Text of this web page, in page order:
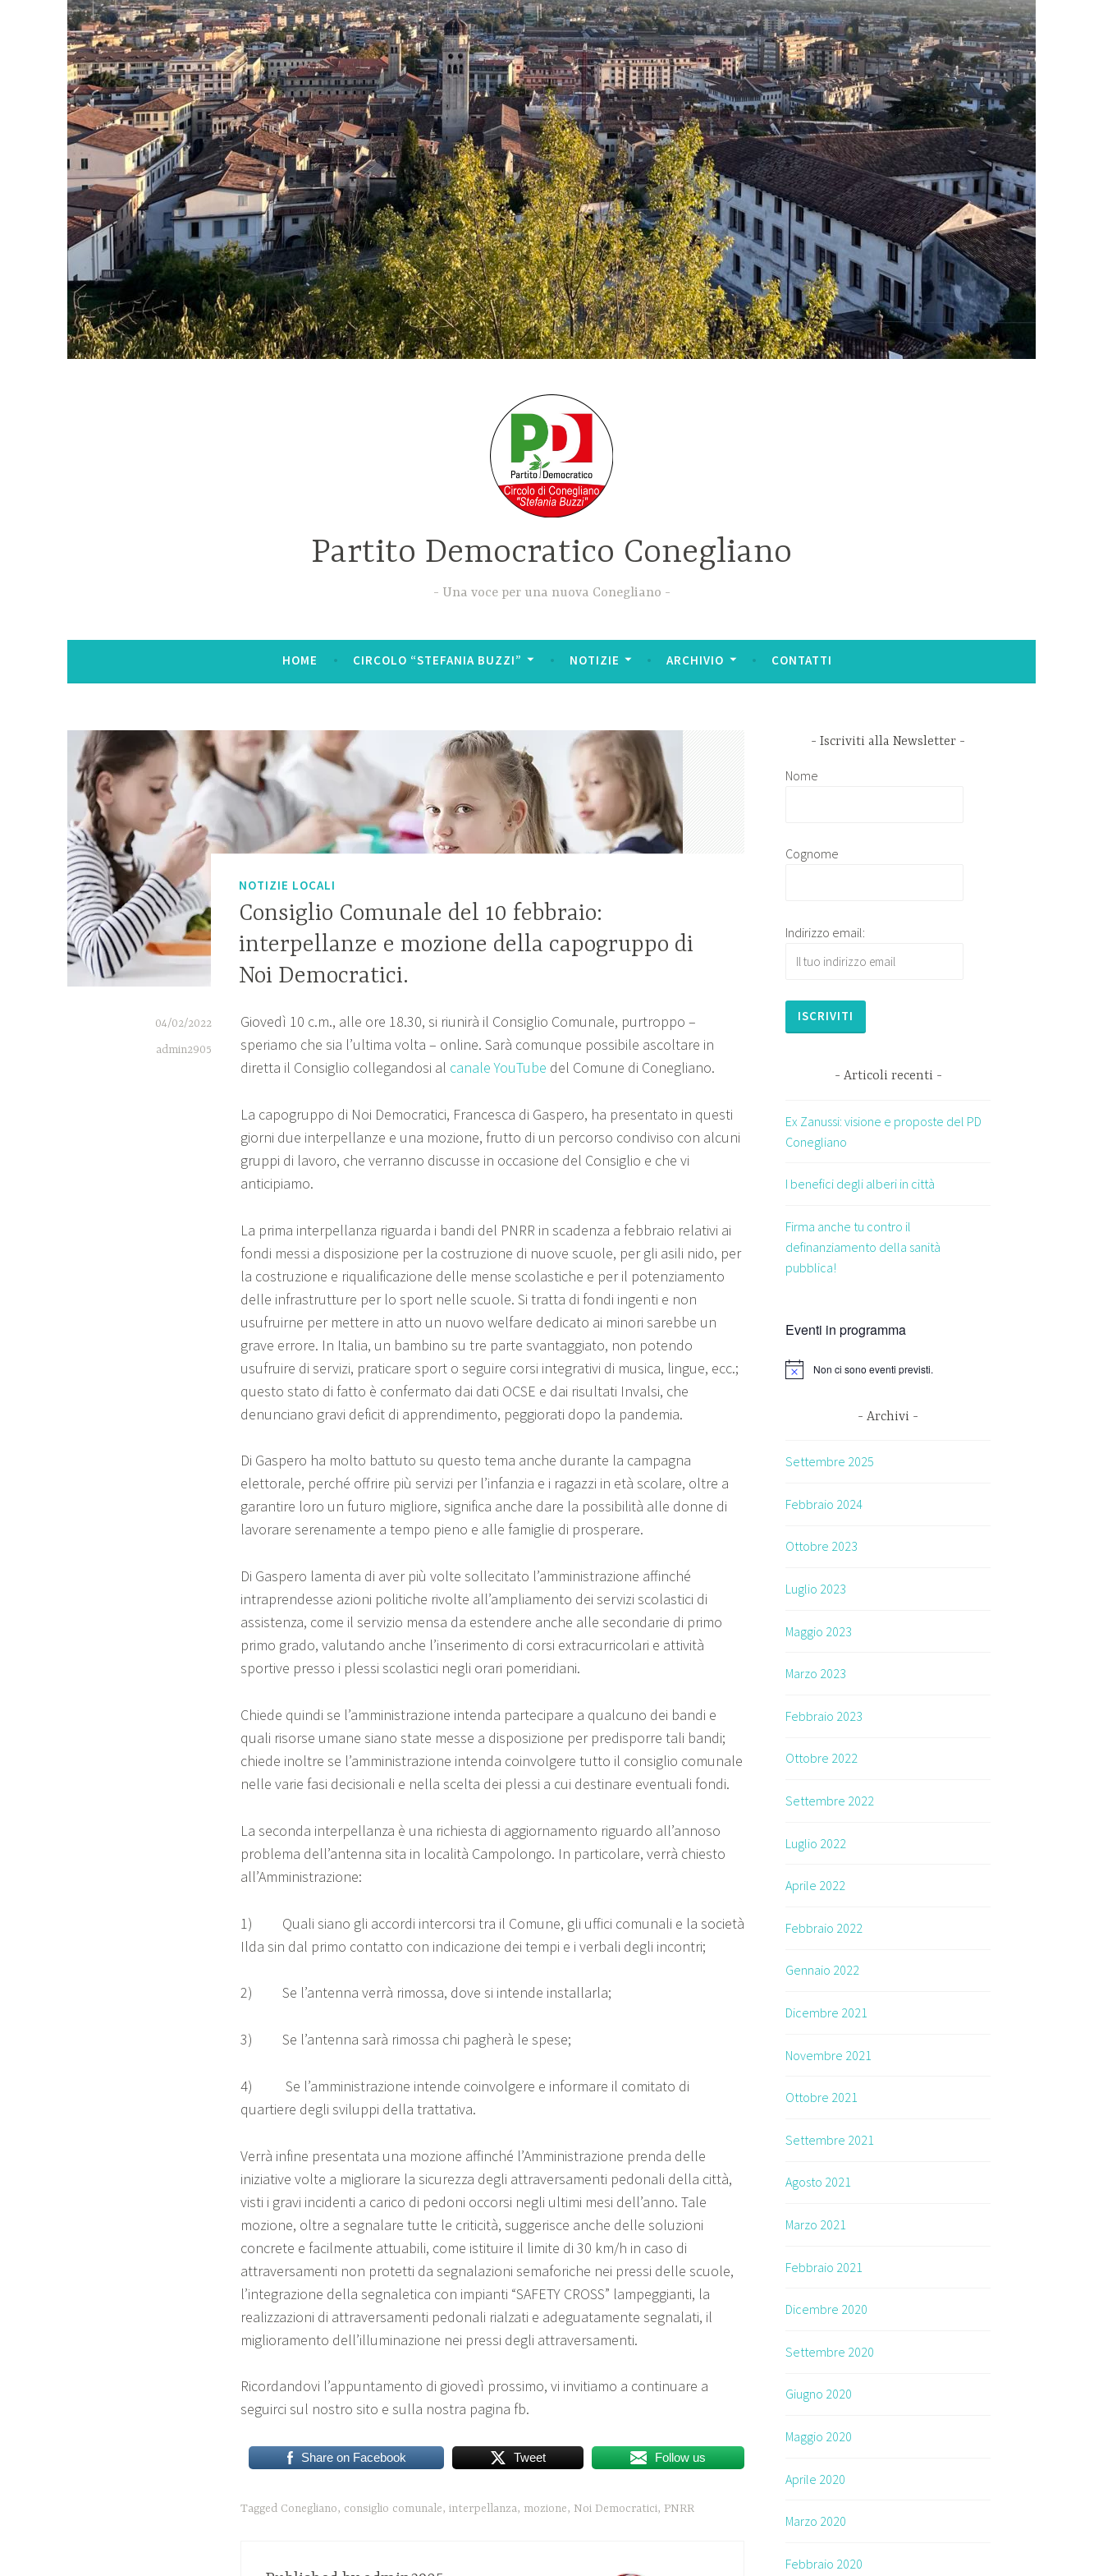
Partito Democratico Conegliano
Una voce per una nuova Conegliano
HOME CIRCOLO “STEFANIA BUZZI” NOTIZIE ARCHIVIO CONTATTI
NOTIZIE LOCALI
Consiglio Comunale del 10 febbraio:
interpellanze e mozione della capogruppo di
Noi Democratici.
04/02/2022
admin2905
Giovedì 10 c.m., alle ore 18.30, si riunirà il Consiglio Comunale, purtroppo –
speriamo che sia l’ultima volta – online. Sarà comunque possibile ascoltare in
diretta il Consiglio collegandosi al canale YouTube del Comune di Conegliano.
La capogruppo di Noi Democratici, Francesca di Gaspero, ha presentato in questi
giorni due interpellanze e una mozione, frutto di un percorso condiviso con alcuni
gruppi di lavoro, che verranno discusse in occasione del Consiglio e che vi
anticipiamo.
La prima interpellanza riguarda i bandi del PNRR in scadenza a febbraio relativi ai
fondi messi a disposizione per la costruzione di nuove scuole, per gli asili nido, per
la costruzione e riqualificazione delle mense scolastiche e per il potenziamento
delle infrastrutture per lo sport nelle scuole. Si tratta di fondi ingenti e non
usufruirne per mettere in atto un nuovo welfare dedicato ai minori sarebbe un
grave errore. In Italia, un bambino su tre parte svantaggiato, non potendo
usufruire di servizi, praticare sport o seguire corsi integrativi di musica, lingue, ecc.;
questo stato di fatto è confermato dai dati OCSE e dai risultati Invalsi, che
denunciano gravi deficit di apprendimento, peggiorati dopo la pandemia.
Di Gaspero ha molto battuto su questo tema anche durante la campagna
elettorale, perché offrire più servizi per l’infanzia e i ragazzi in età scolare, oltre a
garantire loro un futuro migliore, significa anche dare la possibilità alle donne di
lavorare serenamente a tempo pieno e alle famiglie di prosperare.
Di Gaspero lamenta di aver più volte sollecitato l’amministrazione affinché
intraprendesse azioni politiche rivolte all’ampliamento dei servizi scolastici di
assistenza, come il servizio mensa da estendere anche alle secondarie di primo
primo grado, valutando anche l’inserimento di corsi extracurricolari e attività
sportive presso i plessi scolastici negli orari pomeridiani.
Chiede quindi se l’amministrazione intenda partecipare a qualcuno dei bandi e
quali risorse umane siano state messe a disposizione per predisporre tali bandi;
chiede inoltre se l’amministrazione intenda coinvolgere tutto il consiglio comunale
nelle varie fasi decisionali e nella scelta dei plessi a cui destinare eventuali fondi.
La seconda interpellanza è una richiesta di aggiornamento riguardo all’annoso
problema dell’antenna sita in località Campolongo. In particolare, verrà chiesto
all’Amministrazione:
1) Quali siano gli accordi intercorsi tra il Comune, gli uffici comunali e la società
Ilda sin dal primo contatto con indicazione dei tempi e i verbali degli incontri;
2) Se l’antenna verrà rimossa, dove si intende installarla;
3) Se l’antenna sarà rimossa chi pagherà le spese;
4) Se l’amministrazione intende coinvolgere e informare il comitato di
quartiere degli sviluppi della trattativa.
Verrà infine presentata una mozione affinché l’Amministrazione prenda delle
iniziative volte a migliorare la sicurezza degli attraversamenti pedonali della città,
visti i gravi incidenti a carico di pedoni occorsi negli ultimi mesi dell’anno. Tale
mozione, oltre a segnalare tutte le criticità, suggerisce anche delle soluzioni
concrete e facilmente attuabili, come istituire il limite di 30 km/h in caso di
attraversamenti non protetti da segnalazioni semaforiche nei pressi delle scuole,
l’integrazione della segnaletica con impianti “SAFETY CROSS” lampeggianti, la
realizzazioni di attraversamenti pedonali rialzati e adeguatamente segnalati, il
miglioramento dell’illuminazione nei pressi degli attraversamenti.
Ricordandovi l’appuntamento di giovedì prossimo, vi invitiamo a continuare a
seguirci sul nostro sito e sulla nostra pagina fb.
Share on Facebook Tweet Follow us
Tagged Conegliano, consiglio comunale, interpellanza, mozione, Noi Democratici, PNRR
Iscriviti alla Newsletter
Nome
Cognome
Indirizzo email:
Articoli recenti
Ex Zanussi: visione e proposte del PD
Conegliano
I benefici degli alberi in città
Firma anche tu contro il
definanziamento della sanità
pubblica!
Eventi in programma
Non ci sono eventi previsti.
Archivi
Settembre 2025
Febbraio 2024
Ottobre 2023
Luglio 2023
Maggio 2023
Marzo 2023
Febbraio 2023
Ottobre 2022
Settembre 2022
Luglio 2022
Aprile 2022
Febbraio 2022
Gennaio 2022
Dicembre 2021
Novembre 2021
Ottobre 2021
Settembre 2021
Agosto 2021
Marzo 2021
Febbraio 2021
Dicembre 2020
Settembre 2020
Giugno 2020
Maggio 2020
Aprile 2020
Marzo 2020
Febbraio 2020